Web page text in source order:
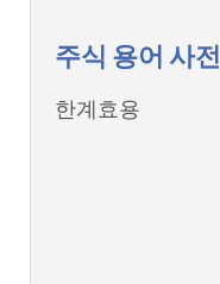
주식 용어 사전
한계효용